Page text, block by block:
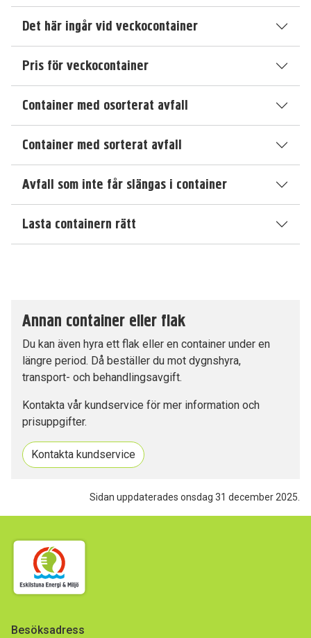
Det här ingår vid veckocontainer
Pris för veckocontainer
Container med osorterat avfall
Container med sorterat avfall
Avfall som inte får slängas i container
Lasta containern rätt
Annan container eller flak
Du kan även hyra ett flak eller en container under en
längre period. Då beställer du mot dygnshyra,
transport- och behandlingsavgift.
Kontakta vår kundservice för mer information och
prisuppgifter.
Kontakta kundservice
Sidan uppdaterades onsdag 31 december 2025.
Besöksadress